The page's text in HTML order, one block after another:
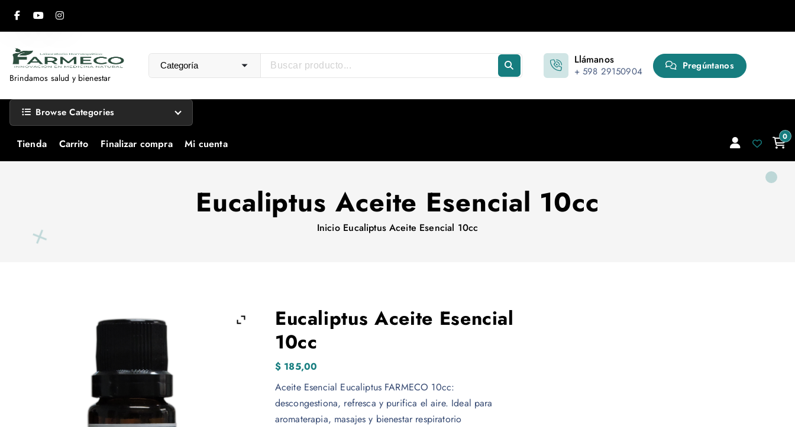
a
Brindamos salud y bienestar
Llámanos
+ 598 29150904 Pregúntanos
Browse Categories
Tienda Carrito Finalizar compra Mi cuenta
0
Eucaliptus Aceite Esencial 10cc
Inicio Eucaliptus Aceite Esencial 10cc
Eucaliptus Aceite Esencial
10cc
$ 185,00
Aceite Esencial Eucaliptus FARMECO 10cc:
descongestiona, refresca y purifica el aire. Ideal para
aromaterapia, masajes y bienestar respiratorio